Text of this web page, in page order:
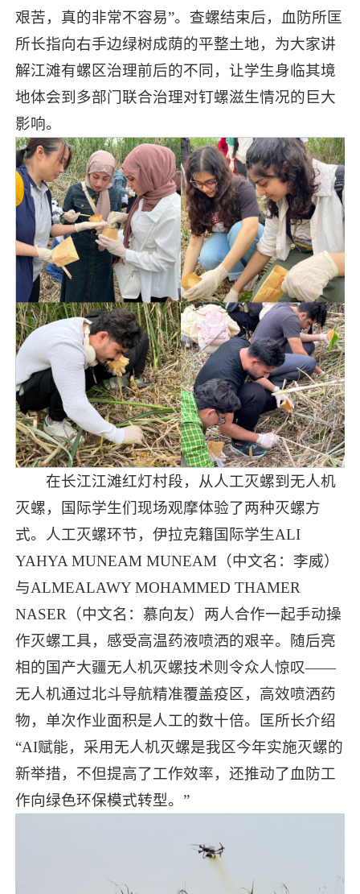
艰苦，真的非常不容易”。查螺结束后，血防所匡
所长指向右手边绿树成荫的平整土地，为大家讲
解江滩有螺区治理前后的不同，让学生身临其境
地体会到多部门联合治理对钉螺滋生情况的巨大
影响。
在长江江滩红灯村段，从人工灭螺到无人机
灭螺，国际学生们现场观摩体验了两种灭螺方
式。人工灭螺环节，伊拉克籍国际学生ALI
YAHYA MUNEAM MUNEAM（中文名：李威）
与ALMEALAWY MOHAMMED THAMER
NASER（中文名：慕向友）两人合作一起手动操
作灭螺工具，感受高温药液喷洒的艰辛。随后亮
相的国产大疆无人机灭螺技术则令众人惊叹——
无人机通过北斗导航精准覆盖疫区，高效喷洒药
物，单次作业面积是人工的数十倍。匡所长介绍
“AI赋能，采用无人机灭螺是我区今年实施灭螺的
新举措，不但提高了工作效率，还推动了血防工
作向绿色环保模式转型。”